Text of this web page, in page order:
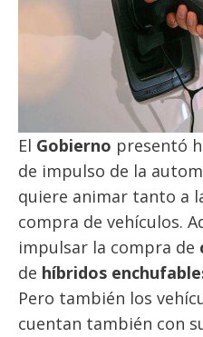
El Gobierno presentó
de impulso de la
quiere animar tanto a
compra de vehículos.
impulsar la compra de
de híbridos
Pero también los
cuentan también con